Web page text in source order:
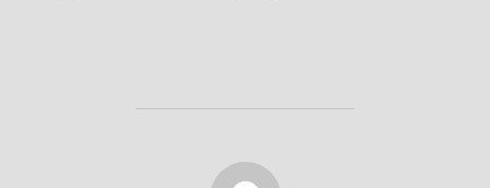
AUTOR DE LA PUBLICACIÓN